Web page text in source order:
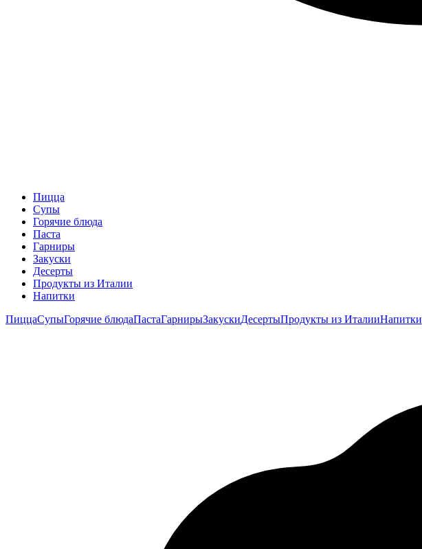
Пицца
Супы
Горячие блюда
Паста
Гарниры
Закуски
Десерты
Продукты из Италии
Напитки
ПиццаСупыГорячие блюдаПастаГарнирыЗакускиДесертыПродукты из ИталииНапитки